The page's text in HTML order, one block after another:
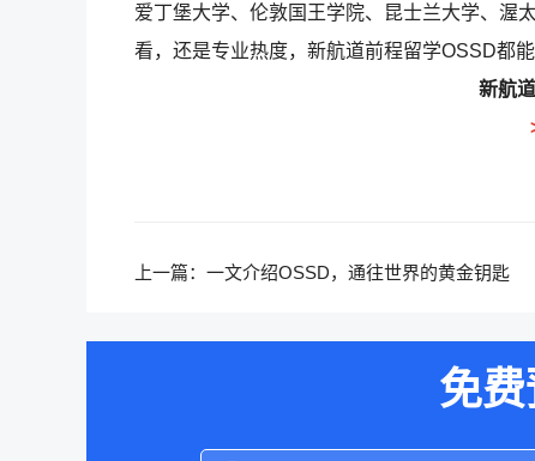
爱丁堡大学、伦敦国王学院、昆士兰大学、渥
看，还是专业热度，新航道前程留学OSSD都
新航
上一篇： 一文介绍OSSD，通往世界的黄金钥匙
免